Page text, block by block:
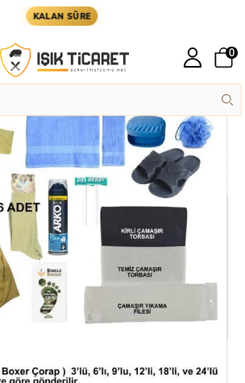
KALAN SÜRE KARGOYA YETİŞMESİ İÇİN
0
Soldier Sets Acemi Bedelli Ekonomik